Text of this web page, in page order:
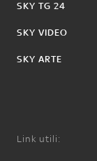
SKY TG 24
SKY VIDEO
SKY ARTE
Link utili: